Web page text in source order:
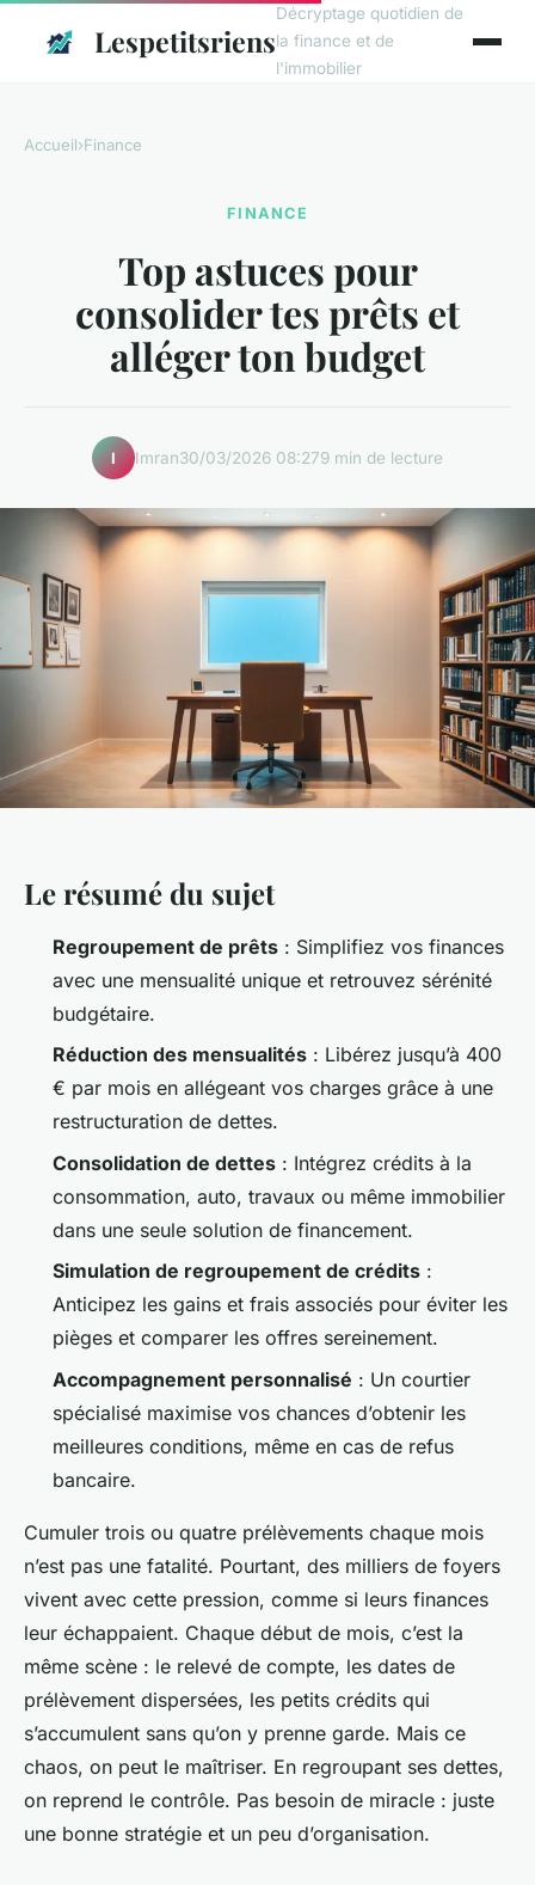
Lespetitsriens
Décryptage quotidien de
la finance et de
l'immobilier
Accueil›Finance
FINANCE
Top astuces pour
consolider tes prêts et
alléger ton budget
I Imran30/03/2026 08:279 min de lecture
Le résumé du sujet
Regroupement de prêts : Simplifiez vos finances
avec une mensualité unique et retrouvez sérénité
budgétaire.
Réduction des mensualités : Libérez jusqu’à 400
€ par mois en allégeant vos charges grâce à une
restructuration de dettes.
Consolidation de dettes : Intégrez crédits à la
consommation, auto, travaux ou même immobilier
dans une seule solution de financement.
Simulation de regroupement de crédits :
Anticipez les gains et frais associés pour éviter les
pièges et comparer les offres sereinement.
Accompagnement personnalisé : Un courtier
spécialisé maximise vos chances d’obtenir les
meilleures conditions, même en cas de refus
bancaire.
Cumuler trois ou quatre prélèvements chaque mois
n’est pas une fatalité. Pourtant, des milliers de foyers
vivent avec cette pression, comme si leurs finances
leur échappaient. Chaque début de mois, c’est la
même scène : le relevé de compte, les dates de
prélèvement dispersées, les petits crédits qui
s’accumulent sans qu’on y prenne garde. Mais ce
chaos, on peut le maîtriser. En regroupant ses dettes,
on reprend le contrôle. Pas besoin de miracle : juste
une bonne stratégie et un peu d’organisation.